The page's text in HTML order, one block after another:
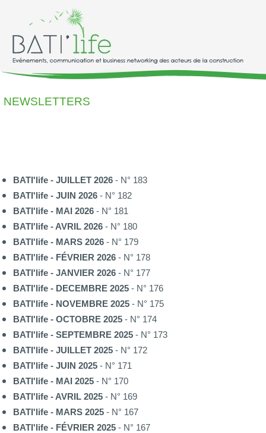
NEWSLETTERS
BATI'life - JUILLET 2026 - N° 183
BATI'life - JUIN 2026 - N° 182
BATI'life - MAI 2026 - N° 181
BATI'life - AVRIL 2026 - N° 180
BATI'life - MARS 2026 - N° 179
BATI'life - FÉVRIER 2026 - N° 178
BATI'life - JANVIER 2026 - N° 177
BATI'life - DECEMBRE 2025 - N° 176
BATI'life - NOVEMBRE 2025 - N° 175
BATI'life - OCTOBRE 2025 - N° 174
BATI'life - SEPTEMBRE 2025 - N° 173
BATI'life - JUILLET 2025 - N° 172
BATI'life - JUIN 2025 - N° 171
BATI'life - MAI 2025 - N° 170
BATI'life - AVRIL 2025 - N° 169
BATI'life - MARS 2025 - N° 167
BATI'life - FÉVRIER 2025 - N° 167